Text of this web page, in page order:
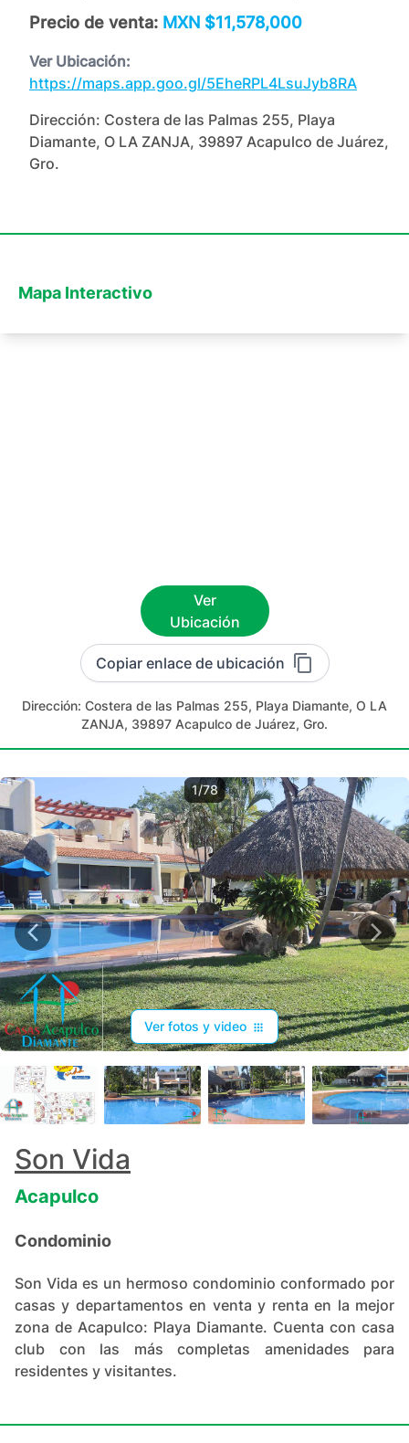
Precio de venta: MXN $11,578,000
Ver Ubicación:
https://maps.app.goo.gl/5EheRPL4LsuJyb8RA
Dirección: Costera de las Palmas 255, Playa
Diamante, O LA ZANJA, 39897 Acapulco de Juárez,
Gro.
Mapa Interactivo
Ver
Ubicación
Copiar enlace de ubicación
Dirección: Costera de las Palmas 255, Playa Diamante, O LA
ZANJA, 39897 Acapulco de Juárez, Gro.
1/78
Ver fotos y video
Son Vida
Acapulco
Condominio
Son Vida es un hermoso condominio conformado por
casas y departamentos en venta y renta en la mejor
zona de Acapulco: Playa Diamante. Cuenta con casa
club con las más completas amenidades para
residentes y visitantes.